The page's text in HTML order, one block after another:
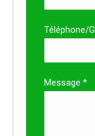
Téléphone/
Message *